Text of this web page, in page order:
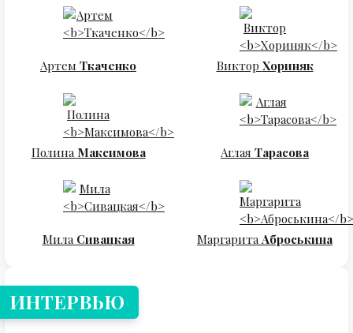
Артем Ткаченко Виктор Хориняк
Полина Максимова Аглая Тарасова
Мила Сивацкая Маргарита Аброськина
ИНТЕРВЬЮ